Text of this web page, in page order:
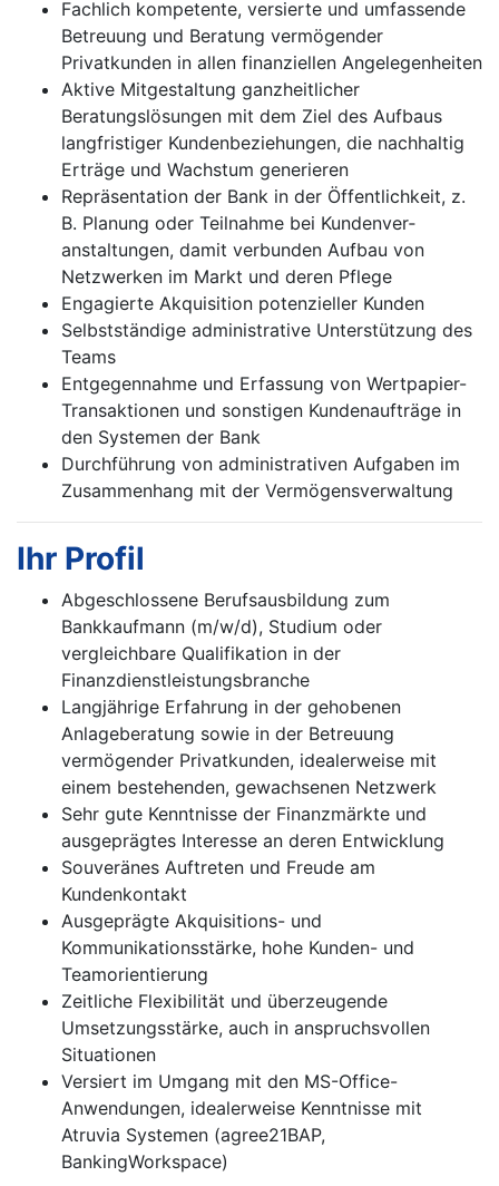
Fachlich kompetente, versierte und umfassende
Betreuung und Beratung vermögender
Privatkunden in allen finanziellen Angelegenheiten
Aktive Mitgestaltung ganzheitlicher
Beratungslösungen mit dem Ziel des Aufbaus
langfristiger Kundenbeziehungen, die nachhaltig
Erträge und Wachstum generieren
Repräsentation der Bank in der Öffentlichkeit, z.
B. Planung oder Teilnahme bei Kundenver­
anstaltungen, damit verbunden Aufbau von
Netzwerken im Markt und deren Pflege
Engagierte Akquisition potenzieller Kunden
Selbstständige administrative Unterstützung des
Teams
Entgegennahme und Erfassung von Wertpapier-
Transaktionen und sonstigen Kundenaufträge in
den Systemen der Bank
Durchführung von administrativen Aufgaben im
Zusammenhang mit der Vermögensver­waltung
Ihr Profil
Abgeschlossene Berufsausbildung zum
Bankkaufmann (m/w/d), Studium oder
vergleichbare Qualifikation in der
Finanzdienstleistungsbranche
Langjährige Erfahrung in der gehobenen
Anlageberatung sowie in der Betreuung
vermögender Privatkunden, idealerweise mit
einem bestehenden, gewachsenen Netzwerk
Sehr gute Kenntnisse der Finanzmärkte und
ausgeprägtes Interesse an deren Entwicklung
Souveränes Auftreten und Freude am
Kundenkontakt
Ausgeprägte Akquisitions- und
Kommunikationsstärke, hohe Kunden- und
Teamorientierung
Zeitliche Flexibilität und überzeugende
Umsetzungsstärke, auch in anspruchsvollen
Situationen
Versiert im Umgang mit den MS-Office-
Anwendungen, idealerweise Kenntnisse mit
Atruvia Systemen (agree21BAP,
BankingWorkspace)